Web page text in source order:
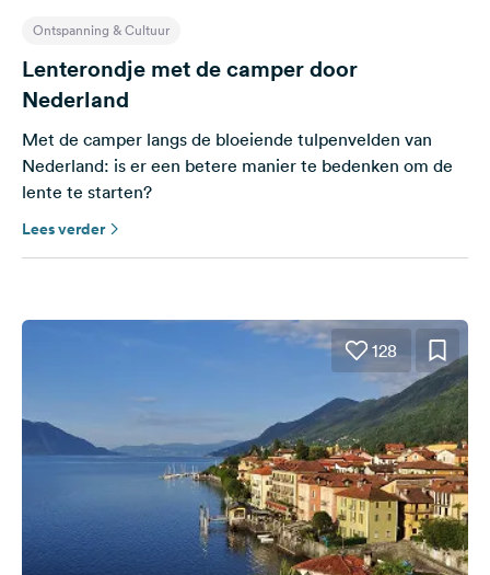
Ontspanning & Cultuur
Lenterondje met de camper door
Nederland
Met de camper langs de bloeiende tulpenvelden van
Nederland: is er een betere manier te bedenken om de
lente te starten?
Lees verder
128